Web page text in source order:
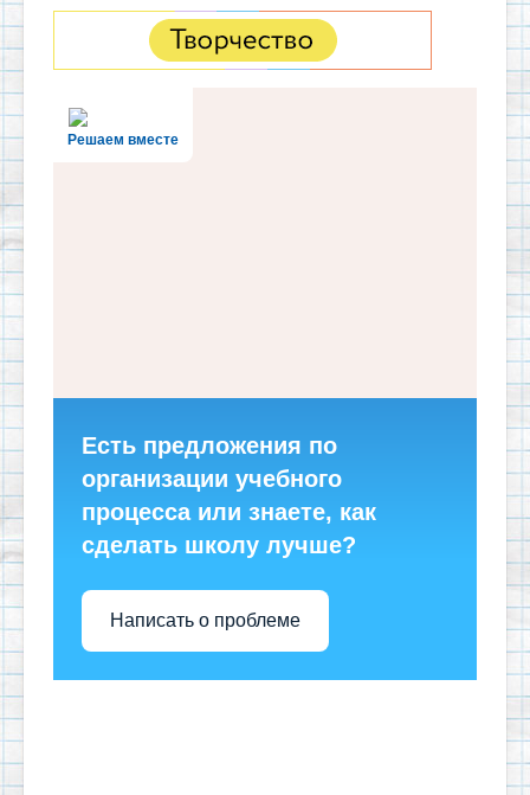
Решаем вместе
Есть предложения по
организации учебного
процесса или знаете, как
сделать школу лучше?
Написать о проблеме